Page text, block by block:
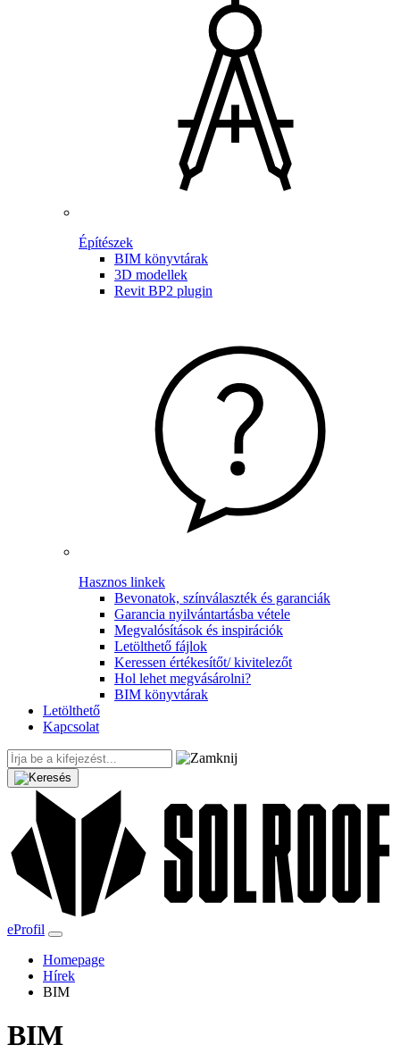
Építészek
BIM könyvtárak
3D modellek
Revit BP2 plugin
Hasznos linkek
Bevonatok, színválaszték és garanciák
Garancia nyilvántartásba vétele
Megvalósítások és inspirációk
Letölthető fájlok
Keressen értékesítőt/ kivitelezőt
Hol lehet megvásárolni?
BIM könyvtárak
Letölthető
Kapcsolat
eProfil
Homepage
Hírek
BIM
BIM